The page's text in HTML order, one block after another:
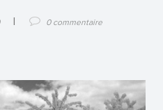
0 commentaire